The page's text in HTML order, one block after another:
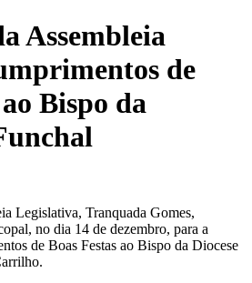
Assembleia
de
Bispo da
Legislativa, Tranquada Gomes,
no dia 14 de dezembro, para a
de Boas Festas ao Bispo da Diocese